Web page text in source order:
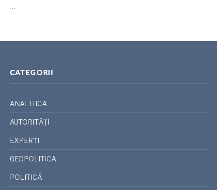
…
CATEGORII
ANALITICA
AUTORITĂȚI
EXPERȚI
GEOPOLITICA
POLITICĂ